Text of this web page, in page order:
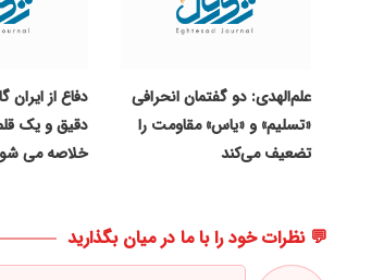
علم‌الهدی: دو گفتمان انحرافی
«تسلیم» و «یاس» مقاومت را
تضعیف می‌کند
دفاع از ایران
دقیق و یک
خلاصه می
💬 نظرات خود را با ما در میان بگذارید